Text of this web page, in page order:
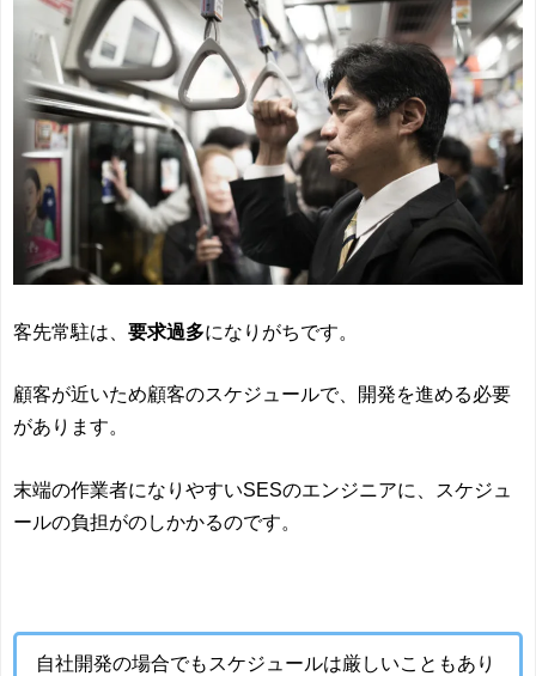
客先常駐は、 要求過多になりがちです。
顧客が近いため顧客のスケジュールで、開発を進める必要
があります。
末端の作業者になりやすいSESのエンジニアに、スケジュ
ールの負担がのしかかるのです。
自社開発の場合でもスケジュールは厳しいこともあり